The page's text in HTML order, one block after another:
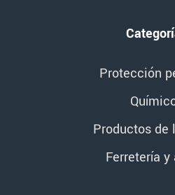
Protección
Productos de
Ferretería y